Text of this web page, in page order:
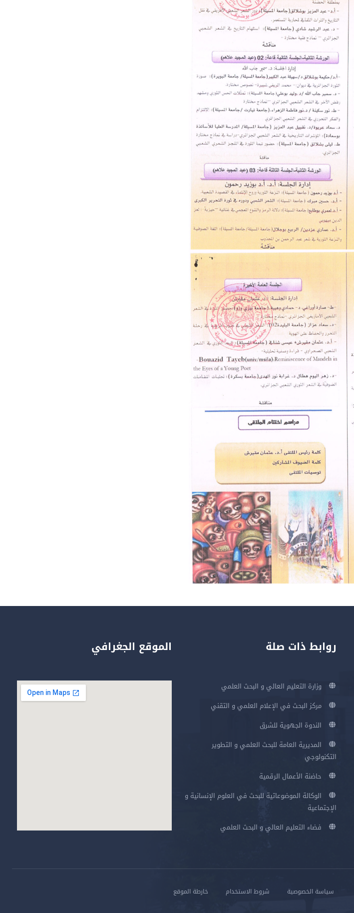
روابط ذات صلة
وزارة التعليم العالي و البحث العلمي
مركز البحث في الإعلام العلمي و التقني
الندوة الجهوية للشرق
المديرية العامة للبحث العلمي و التطوير
التكنولوجي
حاضنة الأعمال الرقمية
الوكالة الموضوعاتية للبحث في العلوم الإنسانية و
الإجتماعية
فضاء التعليم العالي و البحث العلمي
الموقع الجغرافي
سياسة الخصوصية شروط الاستخدام خارطة الموقع